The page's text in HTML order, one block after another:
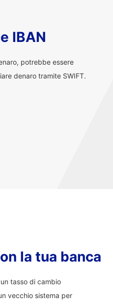
IBAN
potrebbe essere
denaro tramite SWIFT.
la tua banca
tasso di cambio
vecchio sistema per